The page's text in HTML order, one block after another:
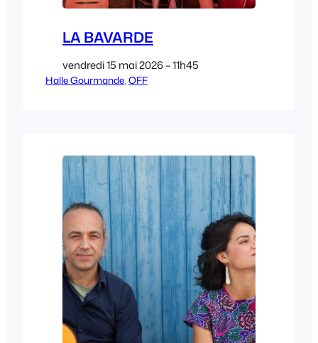
LA BAVARDE
vendredi 15 mai 2026 – 11h45
Halle Gourmande OFF